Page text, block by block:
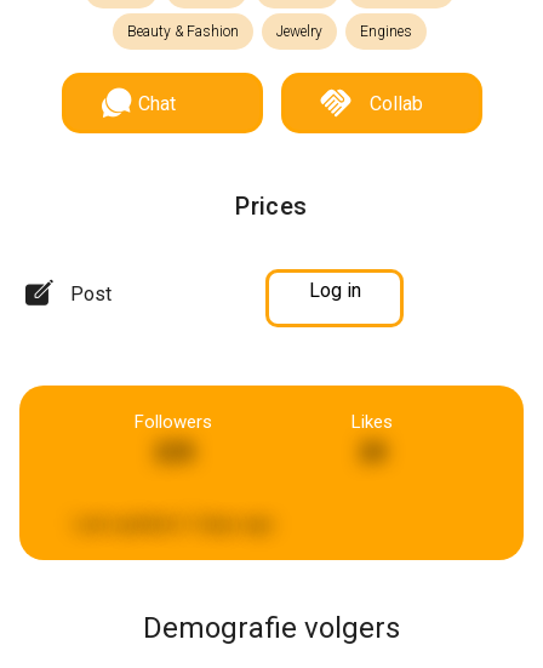
Beauty & Fashion Jewelry Engines
Chat Collab
Prices
Post Log in
Followers Likes
Demografie volgers